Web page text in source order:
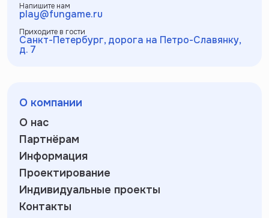
Напишите нам
play@fungame.ru
Приходите в гости
Санкт-Петербург, дорога на Петро-Славянку,
д. 7
О компании
О нас
Партнёрам
Информация
Проектирование
Индивидуальные проекты
Контакты